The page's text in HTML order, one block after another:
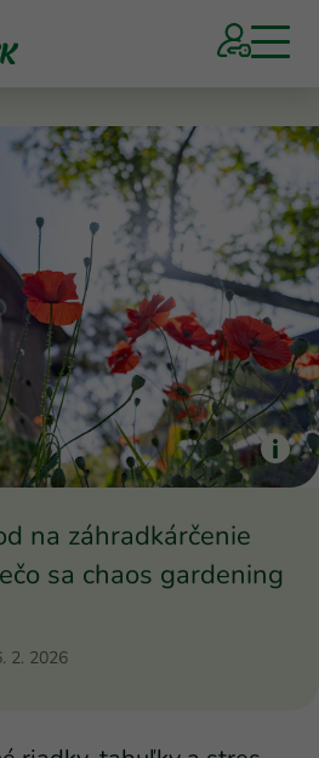
na záhradkárčenie
sa chaos gardening
2. 2026